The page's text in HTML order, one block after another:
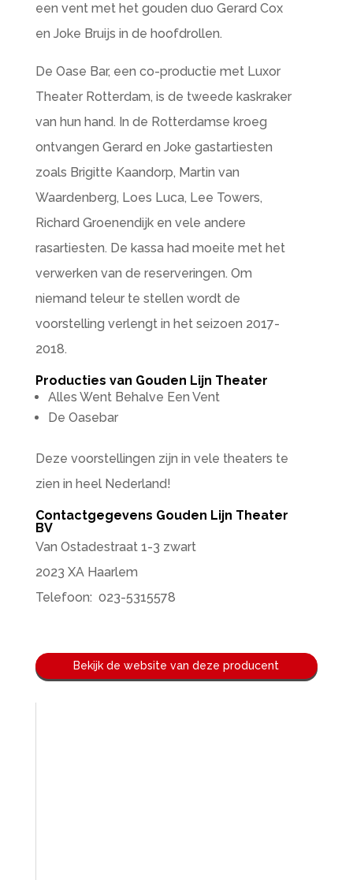
een vent met het gouden duo Gerard Cox
en Joke Bruijs in de hoofdrollen.
De Oase Bar, een co-productie met Luxor
Theater Rotterdam, is de tweede kaskraker
van hun hand. In de Rotterdamse kroeg
ontvangen Gerard en Joke gastartiesten
zoals Brigitte Kaandorp, Martin van
Waardenberg, Loes Luca, Lee Towers,
Richard Groenendijk en vele andere
rasartiesten. De kassa had moeite met het
verwerken van de reserveringen. Om
niemand teleur te stellen wordt de
voorstelling verlengt in het seizoen 2017-
2018.
Producties van Gouden Lijn Theater
Alles Went Behalve Een Vent
De Oasebar
Deze voorstellingen zijn in vele theaters te
zien in heel Nederland!
Contactgegevens Gouden Lijn Theater
BV
Van Ostadestraat 1-3 zwart
2023 XA Haarlem
Telefoon: 023-5315578
Bekijk de website van deze producent